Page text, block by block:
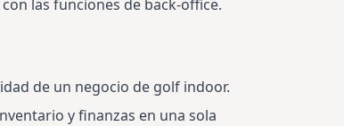
las funciones de back-office.
de un negocio de golf indoor.
y finanzas en una sola